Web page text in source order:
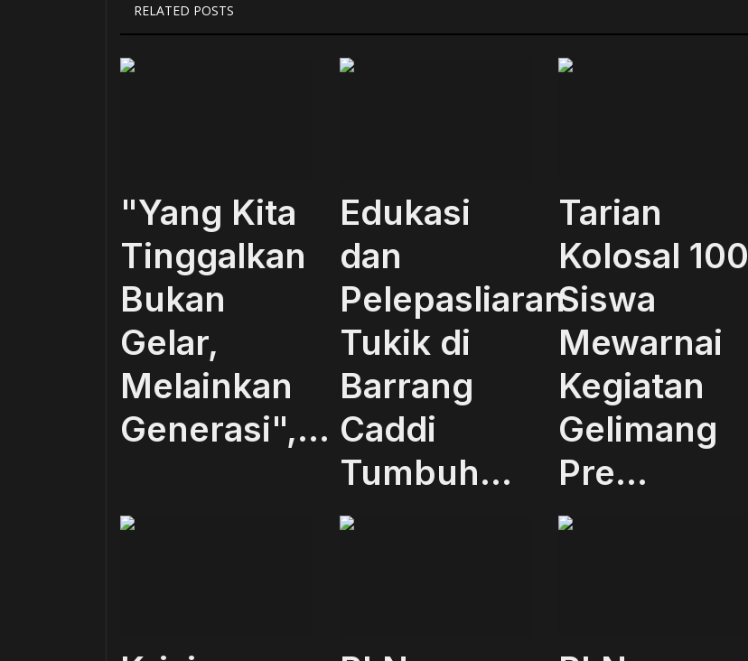
RELATED POSTS
"Yang Kita
Tinggalkan
Bukan
Gelar,
Melainkan
Generasi",...
Edukasi
dan
Pelepasliaran
Tukik di
Barrang
Caddi
Tumbuh...
Tarian
Kolosal 100
Siswa
Mewarnai
Kegiatan
Gelimang
Pre...